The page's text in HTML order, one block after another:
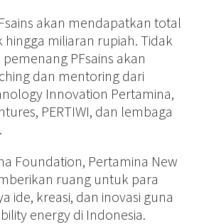
akan mendapatkan total
miliaran rupiah. Tidak
PFsains akan
dan mentoring dari
Innovation Pertamina,
PERTIWI, dan lembaga
Foundation, Pertamina New
ruang untuk para
ide, kreasi, dan inovasi guna
energy di Indonesia.